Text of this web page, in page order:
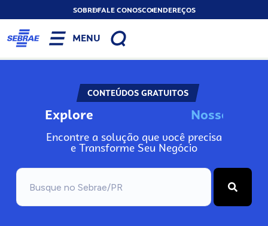
SOBREFALE CONOSCOENDEREÇOS
MENU
CONTEÚDOS GRATUITOS
Explore No
Encontre a solução que você precisa
e Transforme Seu Negócio